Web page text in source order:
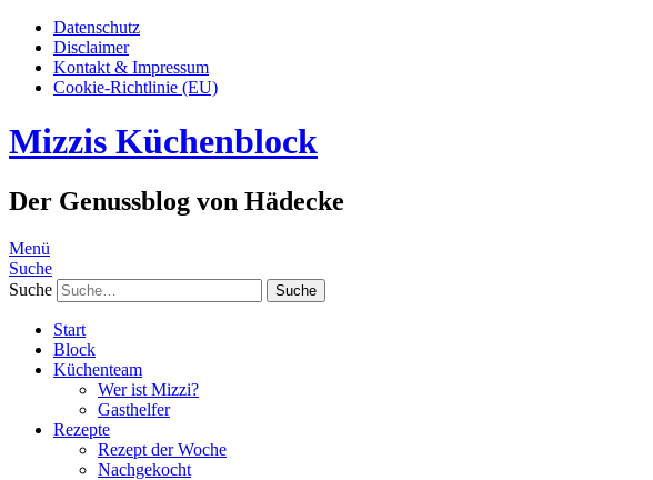
Datenschutz
Disclaimer
Kontakt & Impressum
Cookie-Richtlinie (EU)
Mizzis Küchenblock
Der Genussblog von Hädecke
Menü
Suche
Suche
Start
Block
Küchenteam
Wer ist Mizzi?
Gasthelfer
Rezepte
Rezept der Woche
Nachgekocht